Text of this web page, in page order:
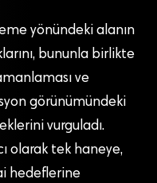
yönündeki alanın
bununla birlikte
ve
görünümündeki
vurguladı.
olarak tek haneye,
hedeflerine